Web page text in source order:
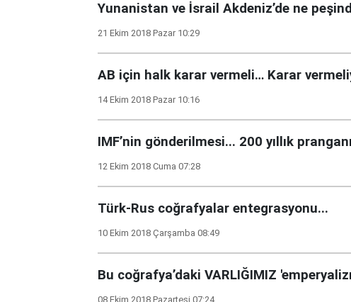
Yunanistan ve İsrail Akdeniz’de ne
21 Ekim 2018 Pazar 10:29
AB için halk karar vermeli… Karar
14 Ekim 2018 Pazar 10:16
IMF’nin gönderilmesi... 200 yıllık
12 Ekim 2018 Cuma 07:28
Türk-Rus coğrafyalar entegrasyonu...
10 Ekim 2018 Çarşamba 08:49
Bu coğrafya’daki VARLIĞIMIZ
08 Ekim 2018 Pazartesi 07:24